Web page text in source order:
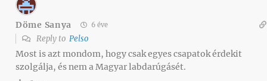
Döme Sanya 6 éve
Reply to Pelso
Most is azt mondom, hogy csak egyes csapatok érdekit
szolgálja, és nem a Magyar labdarúgásét.